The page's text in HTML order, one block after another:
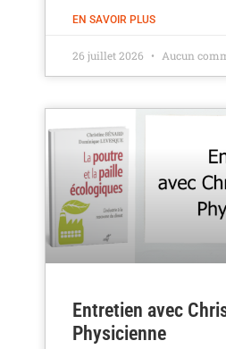
EN SAVOIR PLUS
26 juillet 2026 Aucun
Entretien avec
Physicienne